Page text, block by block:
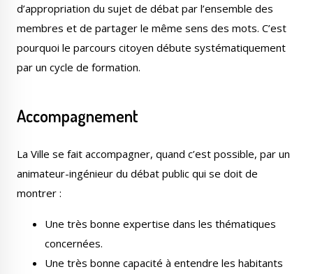
d’appropriation du sujet de débat par l’ensemble des
membres et de partager le même sens des mots. C’est
pourquoi le parcours citoyen débute systématiquement
par un cycle de formation.
Accompagnement
La Ville se fait accompagner, quand c’est possible, par un
animateur-ingénieur du débat public qui se doit de
montrer :
Une très bonne expertise dans les thématiques
concernées.
Une très bonne capacité à entendre les habitants